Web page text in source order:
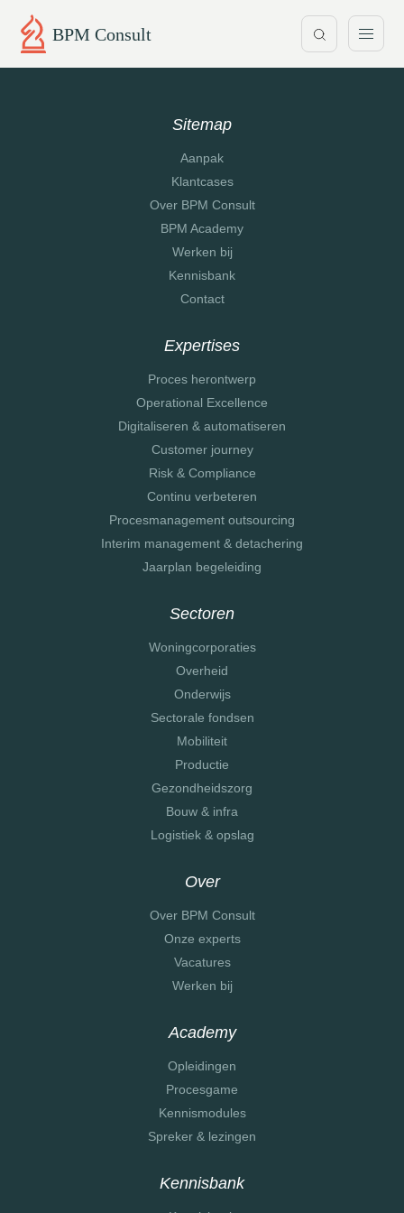
BPM Consult
Sitemap
Aanpak
Klantcases
Over BPM Consult
BPM Academy
Werken bij
Kennisbank
Contact
Expertises
Proces herontwerp
Operational Excellence
Digitaliseren & automatiseren
Customer journey
Risk & Compliance
Continu verbeteren
Procesmanagement outsourcing
Interim management & detachering
Jaarplan begeleiding
Sectoren
Woningcorporaties
Overheid
Onderwijs
Sectorale fondsen
Mobiliteit
Productie
Gezondheidszorg
Bouw & infra
Logistiek & opslag
Over
Over BPM Consult
Onze experts
Vacatures
Werken bij
Academy
Opleidingen
Procesgame
Kennismodules
Spreker & lezingen
Kennisbank